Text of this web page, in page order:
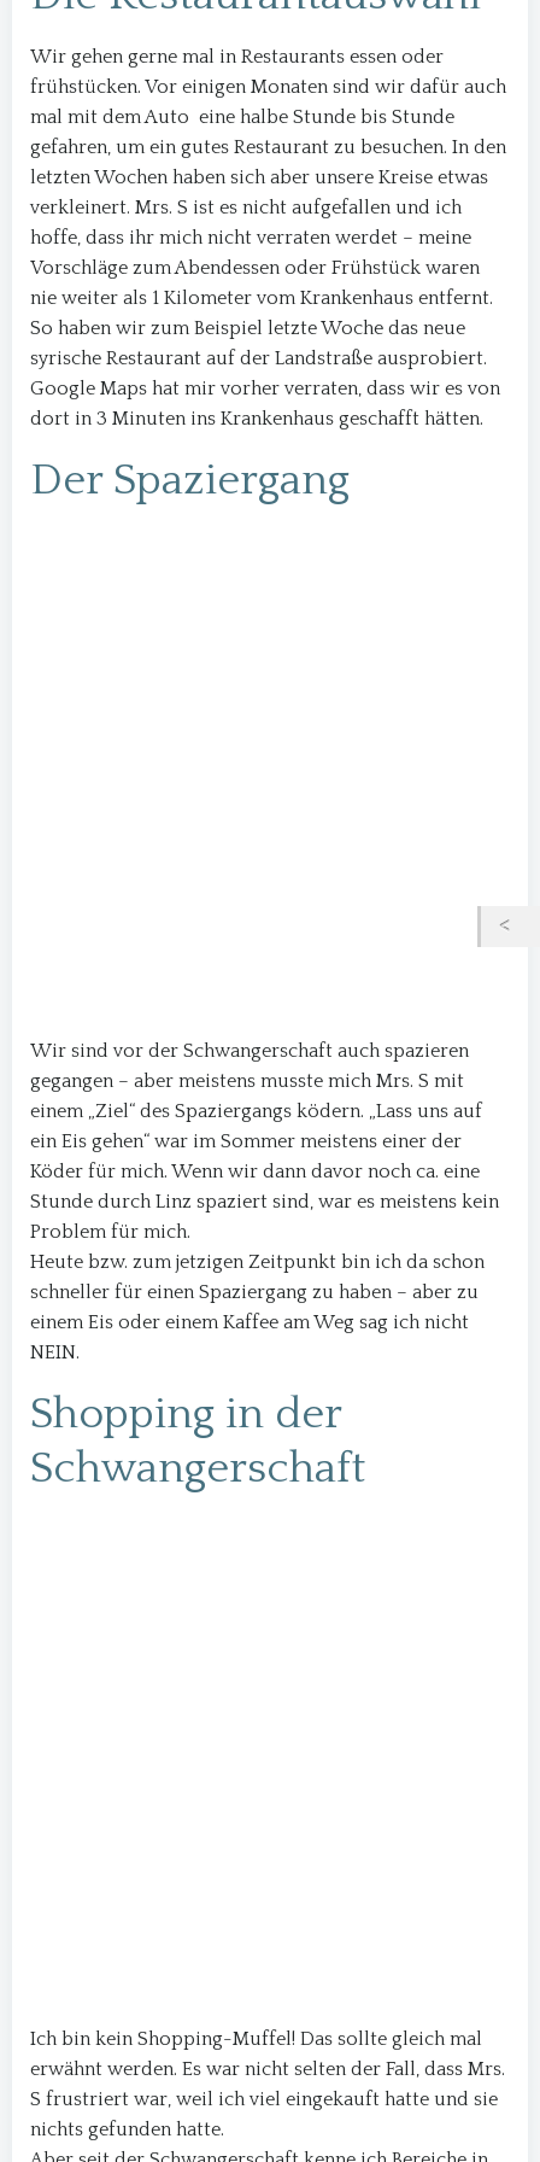
Wir gehen gerne mal in Restaurants essen oder
frühstücken. Vor einigen Monaten sind wir dafür auch
mal mit dem Auto eine halbe Stunde bis Stunde
gefahren, um ein gutes Restaurant zu besuchen. In den
letzten Wochen haben sich aber unsere Kreise etwas
verkleinert. Mrs. S ist es nicht aufgefallen und ich
hoffe, dass ihr mich nicht verraten werdet – meine
Vorschläge zum Abendessen oder Frühstück waren
nie weiter als 1 Kilometer vom Krankenhaus entfernt.
So haben wir zum Beispiel letzte Woche das neue
syrische Restaurant auf der Landstraße ausprobiert.
Google Maps hat mir vorher verraten, dass wir es von
dort in 3 Minuten ins Krankenhaus geschafft hätten.
Der Spaziergang
Wir sind vor der Schwangerschaft auch spazieren
gegangen – aber meistens musste mich Mrs. S mit
einem „Ziel“ des Spaziergangs ködern. „Lass uns auf
ein Eis gehen“ war im Sommer meistens einer der
Köder für mich. Wenn wir dann davor noch ca. eine
Stunde durch Linz spaziert sind, war es meistens kein
Problem für mich.
Heute bzw. zum jetzigen Zeitpunkt bin ich da schon
schneller für einen Spaziergang zu haben – aber zu
einem Eis oder einem Kaffee am Weg sag ich nicht
NEIN.
Shopping in der
Schwangerschaft
Ich bin kein Shopping-Muffel! Das sollte gleich mal
erwähnt werden. Es war nicht selten der Fall, dass Mrs.
S frustriert war, weil ich viel eingekauft hatte und sie
nichts gefunden hatte.